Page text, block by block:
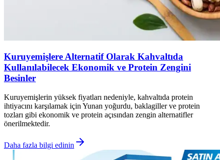
Kuruyemişlere Alternatif Olarak Kahvaltıda
Kullanılabilecek Ekonomik ve Protein Zengini
Besinler
Kuruyemişlerin yüksek fiyatları nedeniyle, kahvaltıda protein
ihtiyacını karşılamak için Yunan yoğurdu, baklagiller ve protein
tozları gibi ekonomik ve protein açısından zengin alternatifler
önerilmektedir.
Daha fazla bilgi edinin